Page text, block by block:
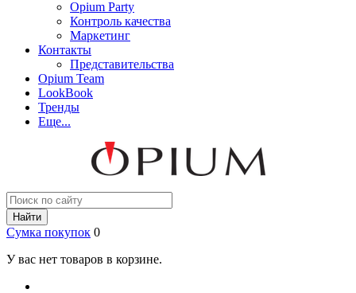
Opium Party
Контроль качества
Маркетинг
Контакты
Представительства
Opium Team
LookBook
Тренды
Еще...
Найти
Сумка покупок 0
У вас нет товаров в корзине.